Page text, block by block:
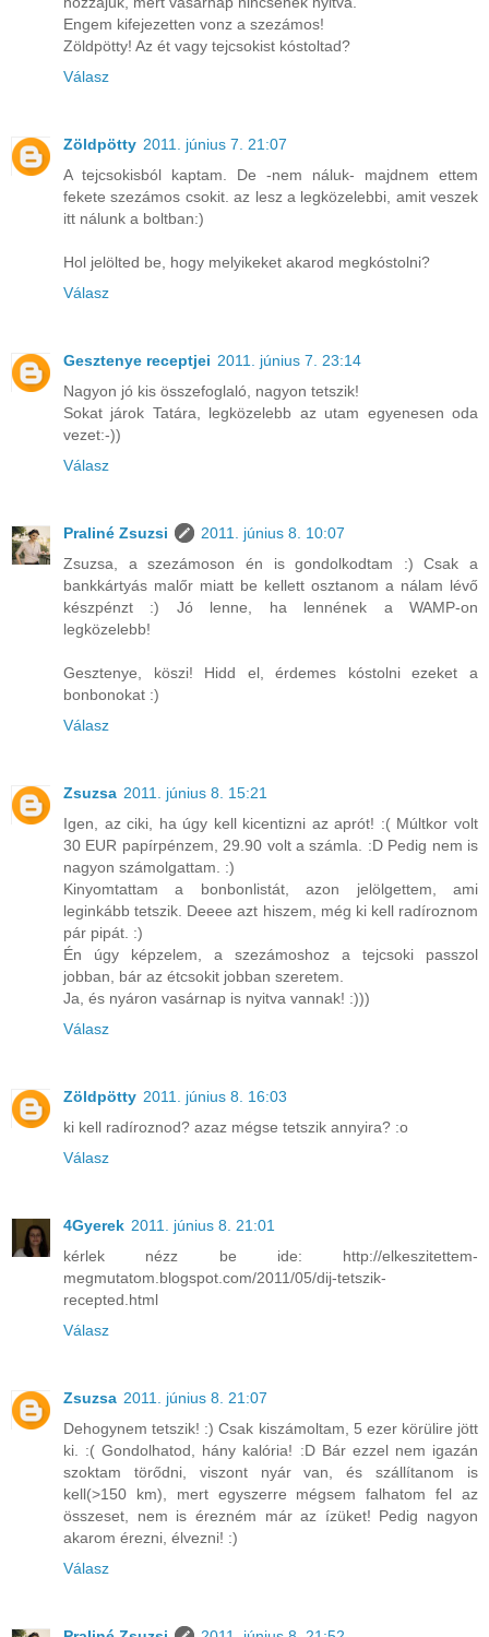
Engem kifejezetten vonz a szezámos!
Zöldpötty! Az ét vagy tejcsokist kóstoltad?
Válasz
Zöldpötty 2011. június 7. 21:07
A tejcsokisból kaptam. De -nem náluk- majdnem ettem
fekete szezámos csokit. az lesz a legközelebbi, amit veszek
itt nálunk a boltban:)
Hol jelölted be, hogy melyikeket akarod megkóstolni?
Válasz
Gesztenye receptjei 2011. június 7. 23:14
Nagyon jó kis összefoglaló, nagyon tetszik!
Sokat járok Tatára, legközelebb az utam egyenesen oda
vezet:-))
Válasz
Praliné Zsuzsi
2011. június 8. 10:07
Zsuzsa, a szezámoson én is gondolkodtam :) Csak a
bankkártyás malőr miatt be kellett osztanom a nálam lévő
készpénzt :) Jó lenne, ha lennének a WAMP-on
legközelebb!
Gesztenye, köszi! Hidd el, érdemes kóstolni ezeket a
bonbonokat :)
Válasz
Zsuzsa 2011. június 8. 15:21
Igen, az ciki, ha úgy kell kicentizni az aprót! :( Múltkor volt
30 EUR papírpénzem, 29.90 volt a számla. :D Pedig nem is
nagyon számolgattam. :)
Kinyomtattam a bonbonlistát, azon jelölgettem, ami
leginkább tetszik. Deeee azt hiszem, még ki kell radíroznom
pár pipát. :)
Én úgy képzelem, a szezámoshoz a tejcsoki passzol
jobban, bár az étcsokit jobban szeretem.
Ja, és nyáron vasárnap is nyitva vannak! :)))
Válasz
Zöldpötty 2011. június 8. 16:03
ki kell radíroznod? azaz mégse tetszik annyira? :o
Válasz
4Gyerek 2011. június 8. 21:01
kérlek nézz be ide: http://elkeszitettem-
megmutatom.blogspot.com/2011/05/dij-tetszik-
recepted.html
Válasz
Zsuzsa 2011. június 8. 21:07
Dehogynem tetszik! :) Csak kiszámoltam, 5 ezer körülire jött
ki. :( Gondolhatod, hány kalória! :D Bár ezzel nem igazán
szoktam törődni, viszont nyár van, és szállítanom is
kell(>150 km), mert egyszerre mégsem falhatom fel az
összeset, nem is érezném már az ízüket! Pedig nagyon
akarom érezni, élvezni! :)
Válasz